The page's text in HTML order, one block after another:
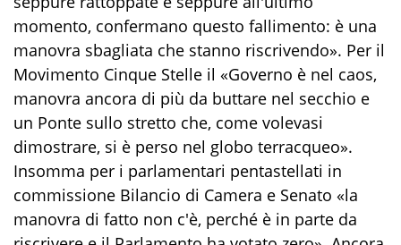
momento, confermano questo fallimento: è una
manovra sbagliata che stanno riscrivendo». Per il
Movimento Cinque Stelle il «Governo è nel caos,
manovra ancora di più da buttare nel secchio e
un Ponte sullo stretto che, come volevasi
dimostrare, si è perso nel globo terracqueo».
Insomma per i parlamentari pentastellati in
commissione Bilancio di Camera e Senato «la
manovra di fatto non c'è, perché è in parte da